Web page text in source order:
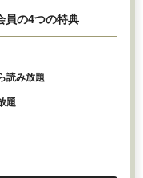
員の4つの特典
読み放題
題